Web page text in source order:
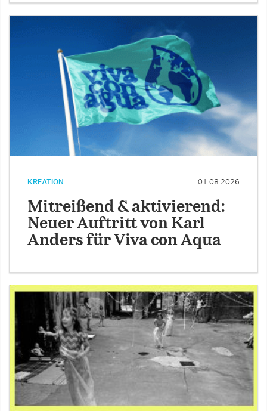
KREATION 01.08.2026
Mitreißend & aktivierend:
Neuer Auftritt von Karl
Anders für Viva con Aqua